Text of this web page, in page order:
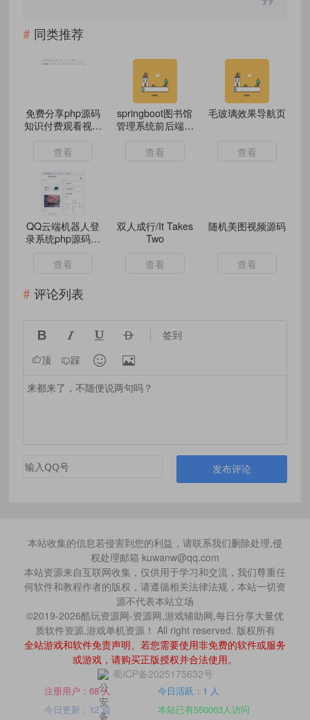
同类推荐
免费分享php源码
知识付费观看视频
教程资料源码 ...
查看
springboot图书馆
管理系统前后端分
查看
毛玻璃效果导航页
查看
QQ云端机器人登
录系统php源码开
查看
双人成行/It Takes
Two
查看
随机美图视频源码
查看
评论列表
    签到
顶 踩  
发布评论
本站收集的信息若侵害到您的利益，请联系我们删除处理,侵
权处理邮箱 kuwanw@qq.com
本站资源来自互联网收集，仅供用于学习和交流，我们尊重任
何软件和教程作者的版权，请遵循相关法律法规，本站一切资
源不代表本站立场
©2019-2026酷玩资源网-资源网,游戏辅助网,每日分享大量优
质软件资源,游戏单机资源！ All right reserved. 版权所有
全站游戏和软件免责声明、若您需要使用非免费的软件或服务
或游戏，请购买正版授权并合法使用。
蜀ICP备2025175632号
注册用户：68 人
今日活跃：1 人
今日更新：12 篇
本站已有550063人访问